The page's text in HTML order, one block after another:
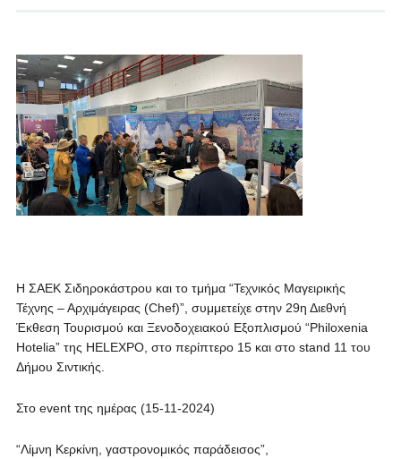
Η ΣΑΕΚ Σιδηροκάστρου και το τμήμα “Τεχνικός Μαγειρικής
Τέχνης – Αρχιμάγειρας (Chef)”, συμμετείχε στην 29η Διεθνή
Έκθεση Τουρισμού και Ξενοδοχειακού Εξοπλισμού “Philoxenia
Hotelia” της HELEXPO, στο περίπτερο 15 και στο stand 11 του
Δήμου Σιντικής.
Στο event της ημέρας (15-11-2024)
“Λίμνη Κερκίνη, γαστρονομικός παράδεισος”,